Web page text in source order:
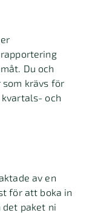
Du och
krävs för
och
av en
för att boka in
paket ni